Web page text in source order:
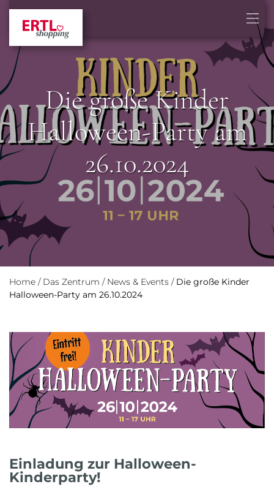
Die große Kinder
Halloween-Party am
26.10.2024
Home / Das Zentrum / News & Events / Die große Kinder
Halloween-Party am 26.10.2024
Einladung zur Halloween-
Kinderparty!